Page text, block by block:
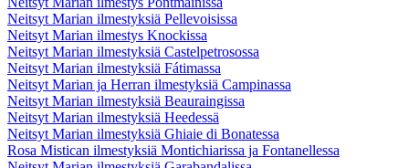
Neitsyt Marian ilmestyksiä Pellevoisissa
Neitsyt Marian ilmestys Knockissa
Neitsyt Marian ilmestyksiä Castelpetrosossa
Neitsyt Marian ilmestyksiä Fátimassa
Neitsyt Marian ja Herran ilmestyksiä Campinassa
Neitsyt Marian ilmestyksiä Beauraingissa
Neitsyt Marian ilmestyksiä Heedessä
Neitsyt Marian ilmestyksiä Ghiaie di Bonatessa
Rosa Mistican ilmestyksiä Montichiarissa ja Fontanellessa